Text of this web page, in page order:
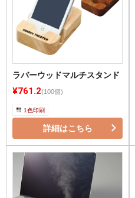
ラバーウッドマルチスタンド
¥761.2(100個)
1色印刷
詳細はこちら